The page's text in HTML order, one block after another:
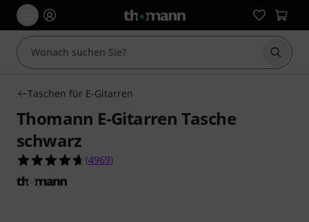
Suche
Taschen für E-Gitarren
Thomann E-Gitarren Tasche
schwarz
4.7 von 5 Sternen aus 4969
(4969)